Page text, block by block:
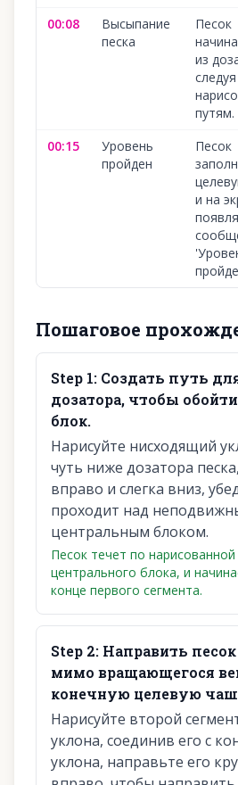
00:08
Высыпание
песка
Песок
из
путям.
00:15
Уровень
пройден
Песок
и на
Пошаговое
Step 1: Создать путь
дозатора, чтобы
блок.
Нарисуйте нисходящий
чуть ниже дозатора
вправо и слегка вниз,
проходит над
центральным блоком.
Песок течет по
центрального блока, и
конце первого сегмента.
Step 2: Направить
мимо вращающегося
конечную целевую
Нарисуйте второй
уклона, соединив его с
уклона, направьте его